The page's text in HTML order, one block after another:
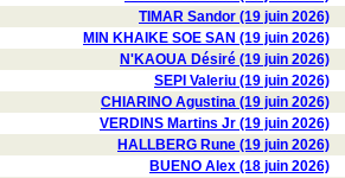
TIMAR Sandor (19 juin 2026)
MIN KHAIKE SOE SAN (19 juin 2026)
N'KAOUA Désiré (19 juin 2026)
SEPI Valeriu (19 juin 2026)
CHIARINO Agustina (19 juin 2026)
VERDINS Martins Jr (19 juin 2026)
HALLBERG Rune (19 juin 2026)
BUENO Alex (18 juin 2026)